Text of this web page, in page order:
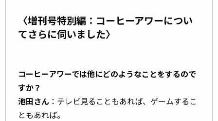
〈増刊号特別編：コーヒーアワーについ
てさらに伺いました〉
コーヒーアワーでは他にどのようなことをするので
すか？
池田さん ：テレビ見ることもあれば、ゲームするこ
ともあれば。